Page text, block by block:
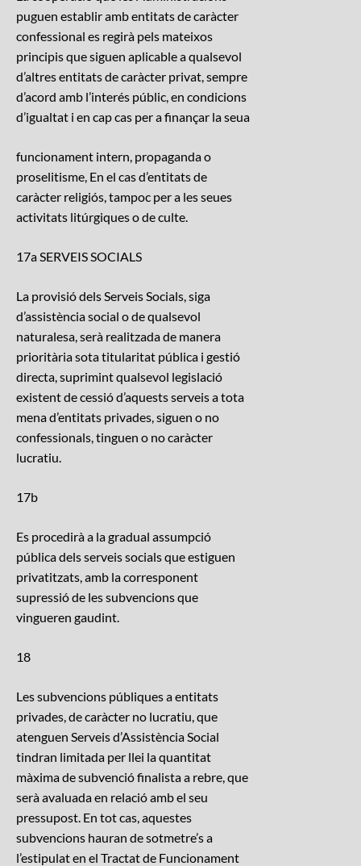
puguen establir amb entitats de caràcter
confessional es regirà pels mateixos
principis que siguen aplicable a qualsevol
d’altres entitats de caràcter privat, sempre
d’acord amb l’interés públic, en condicions
d’igualtat i en cap cas per a finançar la seua
funcionament intern, propaganda o
proselitisme, En el cas d’entitats de
caràcter religiós, tampoc per a les seues
activitats litúrgiques o de culte.
17a SERVEIS SOCIALS
La provisió dels Serveis Socials, siga
d’assistència social o de qualsevol
naturalesa, serà realitzada de manera
prioritària sota titularitat pública i gestió
directa, suprimint qualsevol legislació
existent de cessió d’aquests serveis a tota
mena d’entitats privades, siguen o no
confessionals, tinguen o no caràcter
lucratiu.
17b
Es procedirà a la gradual assumpció
pública dels serveis socials que estiguen
privatitzats, amb la corresponent
supressió de les subvencions que
vingueren gaudint.
18
Les subvencions públiques a entitats
privades, de caràcter no lucratiu, que
atenguen Serveis d’Assistència Social
tindran limitada per llei la quantitat
màxima de subvenció finalista a rebre, que
serà avaluada en relació amb el seu
pressupost. En tot cas, aquestes
subvencions hauran de sotmetre’s a
l’estipulat en el Tractat de Funcionament